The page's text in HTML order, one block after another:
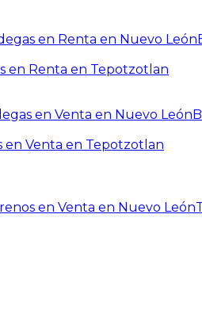
en Renta en Nuevo León
en Renta en Tepotzotlan
en Venta en Nuevo León
en Venta en Tepotzotlan
en Venta en Nuevo León